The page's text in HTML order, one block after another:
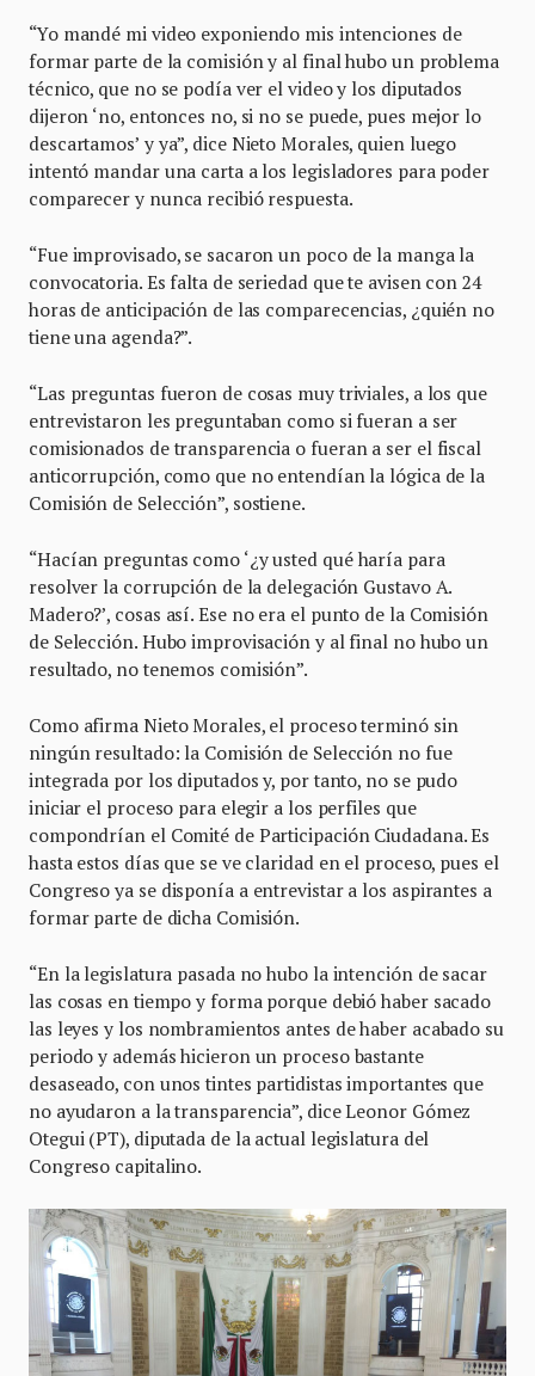
“Yo mandé mi video exponiendo mis intenciones de
formar parte de la comisión y al final hubo un problema
técnico, que no se podía ver el video y los diputados
dijeron ‘no, entonces no, si no se puede, pues mejor lo
descartamos’ y ya”, dice Nieto Morales, quien luego
intentó mandar una carta a los legisladores para poder
comparecer y nunca recibió respuesta.
“Fue improvisado, se sacaron un poco de la manga la
convocatoria. Es falta de seriedad que te avisen con 24
horas de anticipación de las comparecencias, ¿quién no
tiene una agenda?”.
“Las preguntas fueron de cosas muy triviales, a los que
entrevistaron les preguntaban como si fueran a ser
comisionados de transparencia o fueran a ser el fiscal
anticorrupción, como que no entendían la lógica de la
Comisión de Selección”, sostiene.
“Hacían preguntas como ‘¿y usted qué haría para
resolver la corrupción de la delegación Gustavo A.
Madero?’, cosas así. Ese no era el punto de la Comisión
de Selección. Hubo improvisación y al final no hubo un
resultado, no tenemos comisión”.
Como afirma Nieto Morales, el proceso terminó sin
ningún resultado: la Comisión de Selección no fue
integrada por los diputados y, por tanto, no se pudo
iniciar el proceso para elegir a los perfiles que
compondrían el Comité de Participación Ciudadana. Es
hasta estos días que se ve claridad en el proceso, pues el
Congreso ya se disponía a entrevistar a los aspirantes a
formar parte de dicha Comisión.
“En la legislatura pasada no hubo la intención de sacar
las cosas en tiempo y forma porque debió haber sacado
las leyes y los nombramientos antes de haber acabado su
periodo y además hicieron un proceso bastante
desaseado, con unos tintes partidistas importantes que
no ayudaron a la transparencia”, dice Leonor Gómez
Otegui (PT), diputada de la actual legislatura del
Congreso capitalino.